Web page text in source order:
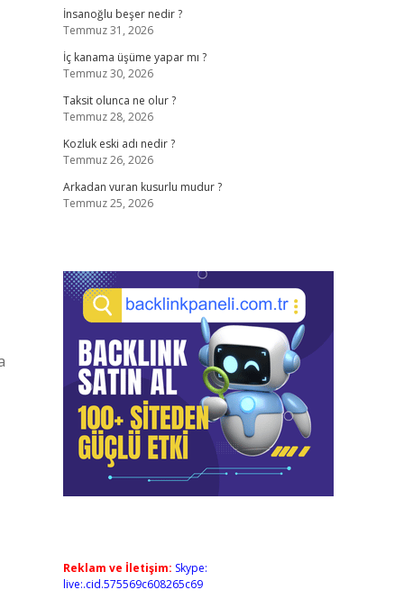
İnsanoğlu beşer nedir ?
Temmuz 31, 2026
İç kanama üşüme yapar mı ?
Temmuz 30, 2026
Taksit olunca ne olur ?
Temmuz 28, 2026
Kozluk eski adı nedir ?
Temmuz 26, 2026
Arkadan vuran kusurlu mudur ?
Temmuz 25, 2026
Reklam ve İletişim: Skype:
live:.cid.575569c608265c69